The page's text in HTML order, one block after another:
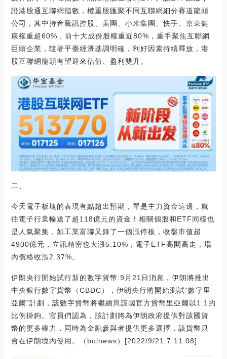
證港股通互聯網指數，權重股匯聚不同互聯網細分賽道龍頭
公司，其中持倉騰訊控股、美團、小米集團、快手、京東健
康權重超60%，前十大成份股權重近80%，重手聚焦互聯網
巨頭企業，隨著平臺經濟基調明確，利好因素持續釋放，港
股互聯網龍頭有望迎來估值、盈利雙升。
二、
今天電子板塊的表現有點超出預期，單是主力資金這邊，就
往電子行業輸送了超118億元的資金！相關個股和ETF同樣也
是人氣聚集，如工業富聯又錄了一個漲停板，收盤市值超
4900億元，立訊精密也大漲5.10%，電子ETF高開高走，場
內價格收漲2.37%。
伊朗央行開始試行新的數字貨幣:9月21日消息，伊朗將推出
中央銀行數字貨幣（CBDC），伊朗央行將開始測試“數字里
亞爾”計劃，該數字貨幣將繼續與該國官方貨幣里亞爾以1:1的
比例掛鉤。官員們認為，該計劃將為伊朗政府提供對該國貨
幣的更多權力，同時為金融參與者提供更多選擇，該貨幣只
會在伊朗境內使用。（bolnews）[2022/9/21 7:11:08]